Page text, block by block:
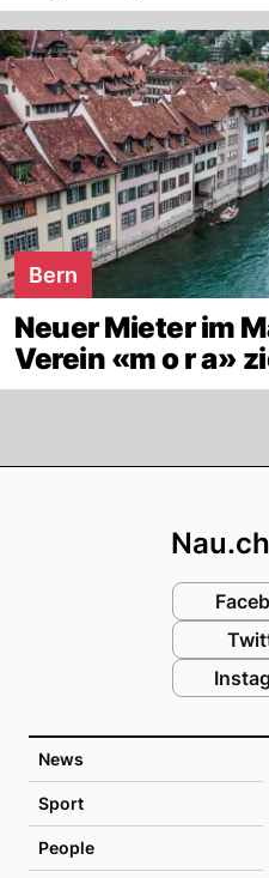
Bern
Neuer Mieter im
Verein «m o r a»
News
Sport
People